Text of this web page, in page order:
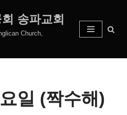
송파교회
Church,
일 (짝수해)